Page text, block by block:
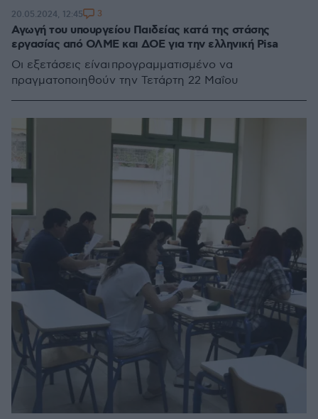
Αγωγή του υπουργείου Παιδείας κατά της στάσης
εργασίας από ΟΛΜΕ και ΔΟΕ για την ελληνική Pisa
Οι εξετάσεις είναι προγραμματισμένο να
πραγματοποιηθούν την Τετάρτη 22 Μαΐου
20.05.2024, 12:45 3